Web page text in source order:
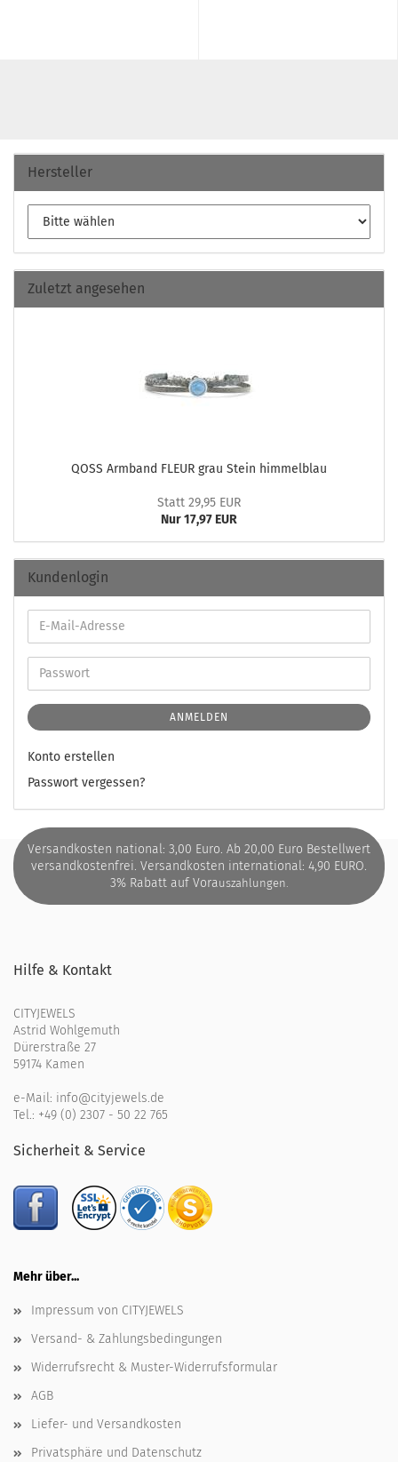
Hersteller
Zuletzt angesehen
QOSS Arm­band FLEUR grau Stein him­mel­blau
Statt 29,95 EUR
Nur 17,97 EUR
Kundenlogin
ANMELDEN
Konto erstellen
Passwort vergessen?
Versandkosten national: 3,00 Euro. Ab 20,00 Euro Bestellwert
versandkostenfrei. Versandkosten international: 4,90 EURO.
3% Rabatt auf Vorauszahlungen.
Hilfe & Kontakt
CITYJEWELS
Astrid Wohlgemuth
Dürerstraße 27
59174 Kamen
e-Mail: info@cityjewels.de
Tel.: +49 (0) 2307 - 50 22 765
Sicherheit & Service
Mehr über...
Impressum von CITYJEWELS
Versand- & Zahlungsbedingungen
Widerrufsrecht & Muster-Widerrufsformular
AGB
Liefer- und Versandkosten
Privatsphäre und Datenschutz